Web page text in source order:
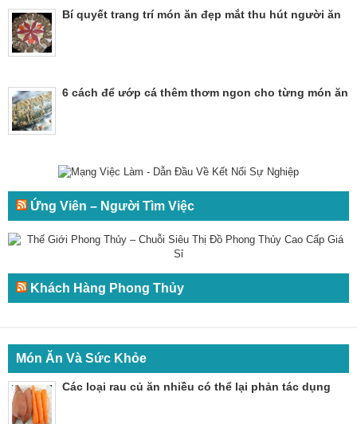
Bí quyết trang trí món ăn đẹp mắt thu hút người ăn
6 cách để ướp cá thêm thơm ngon cho từng món ăn
Ứng Viên – Người Tìm Việc
Khách Hàng Phong Thủy
Món Ăn Và Sức Khỏe
Các loại rau củ ăn nhiều có thể lại phản tác dụng